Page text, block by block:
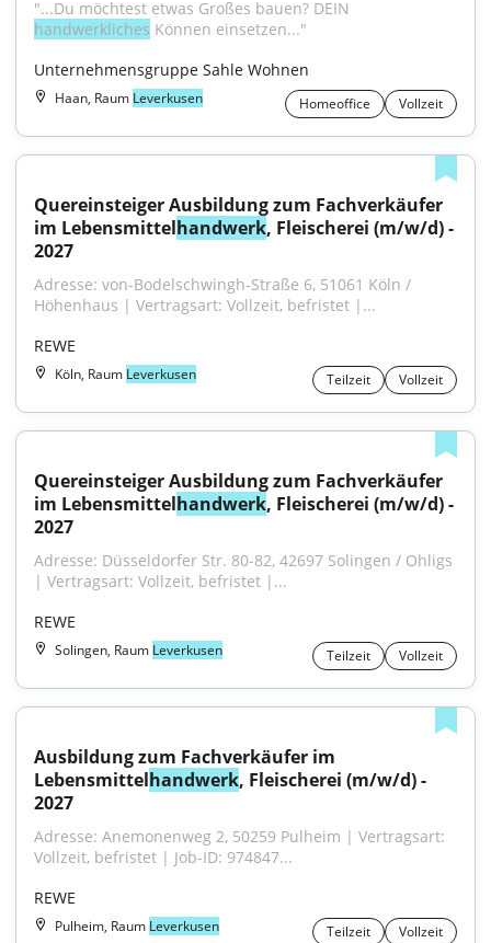
handwerkliches Können einsetzen..."
Unternehmensgruppe Sahle Wohnen
Haan, Raum Leverkusen Homeoffice Vollzeit
Quereinsteiger Ausbildung zum Fachverkäufer
im Lebensmittelhandwerk, Fleischerei (m/w/d) -
2027
Adresse: von-Bodelschwingh-Straße 6, 51061 Köln /
Höhenhaus | Vertragsart: Vollzeit, befristet |...
REWE
Köln, Raum Leverkusen Teilzeit Vollzeit
Quereinsteiger Ausbildung zum Fachverkäufer
im Lebensmittelhandwerk, Fleischerei (m/w/d) -
2027
Adresse: Düsseldorfer Str. 80-82, 42697 Solingen / Ohligs
| Vertragsart: Vollzeit, befristet |...
REWE
Solingen, Raum Leverkusen Teilzeit Vollzeit
Ausbildung zum Fachverkäufer im
Lebensmittelhandwerk, Fleischerei (m/w/d) -
2027
Adresse: Anemonenweg 2, 50259 Pulheim | Vertragsart:
Vollzeit, befristet | Job-ID: 974847...
REWE
Pulheim, Raum Leverkusen Teilzeit Vollzeit